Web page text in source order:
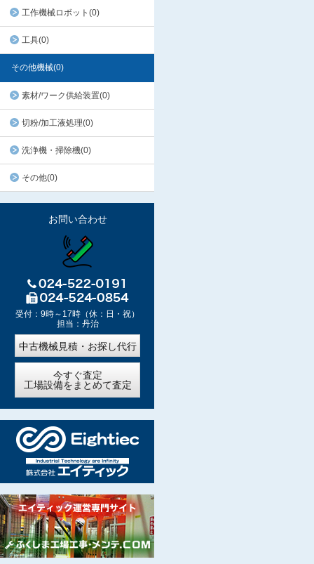
工作機械ロボット(0)
工具(0)
その他機械(0)
素材/ワーク供給装置(0)
切粉/加工液処理(0)
洗浄機・掃除機(0)
その他(0)
お問い合わせ
受付：9時～17時（休：日・祝）
担当：丹治
中古機械見積・お探し代行
今すぐ査定
工場設備をまとめて査定